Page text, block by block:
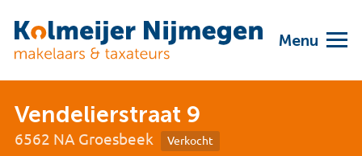
Menu
Vendelierstraat 9
6562 NA Groesbeek Verkocht